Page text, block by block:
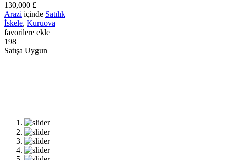
130,000 £
Arazi içinde Satılık
İskele, Kuruova
favorilere ekle
198
Satışa Uygun